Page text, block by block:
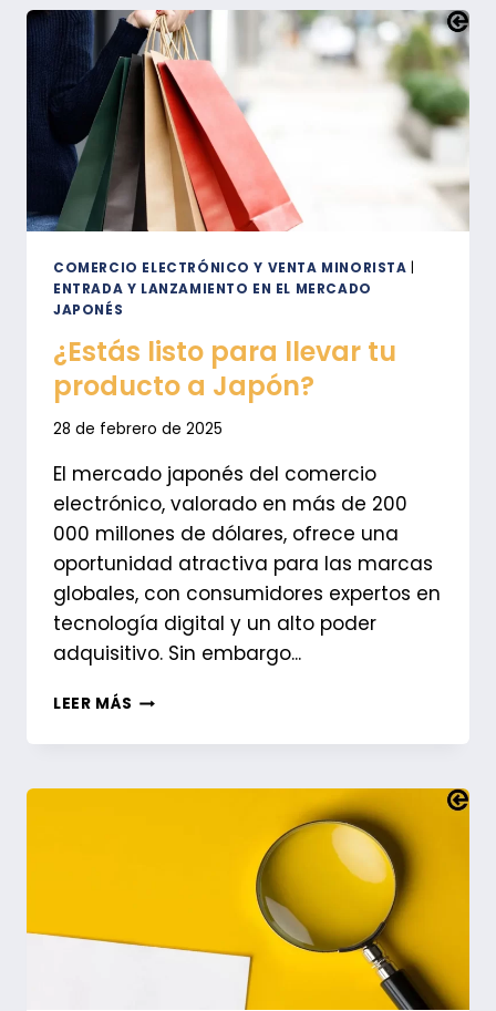
2025
DE
OSAKA
AL
COMERCIO
ELECTRÓNICO
JAPÓN
COMERCIO ELECTRÓNICO Y VENTA MINORISTA
ENTRADA Y LANZAMIENTO EN EL MERCADO
JAPONÉS
¿Estás listo para llevar tu
producto a Japón?
28 de febrero de 2025
El mercado japonés del comercio
electrónico, valorado en más de 200
000 millones de dólares, ofrece una
oportunidad atractiva para las marcas
globales, con consumidores expertos en
tecnología digital y un alto poder
adquisitivo. Sin embargo...
LEER MÁS ¿ESTÁS
PARA
TU